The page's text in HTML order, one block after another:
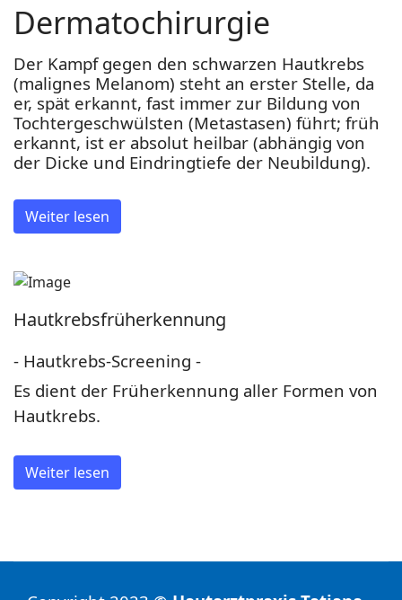
Dermatochirurgie
Der Kampf gegen den schwarzen Hautkrebs
(malignes Melanom) steht an erster Stelle, da
er, spät erkannt, fast immer zur Bildung von
Tochtergeschwülsten (Metastasen) führt; früh
erkannt, ist er absolut heilbar (abhängig von
der Dicke und Eindringtiefe der Neubildung).
Weiter lesen
Hautkrebsfrüherkennung
- Hautkrebs-Screening -
Es dient der Früherkennung aller Formen von
Hautkrebs.
Weiter lesen